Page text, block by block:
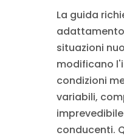
La guida
situazioni
modificano
condizioni
variabili,
conducenti.